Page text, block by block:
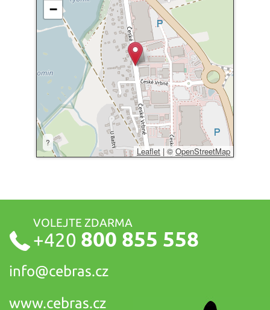
−
?
Leaflet | ©OpenStreetMap
VOLEJTE ZDARMA
+420 800 855 558
info@cebras.cz
www.cebras.cz